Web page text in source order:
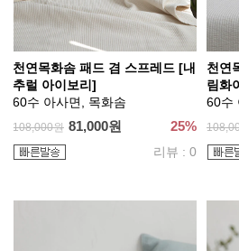
천연목화솜 패드 겸 스프레드 [내
추럴 아이보리]
60수 아사면, 목화솜
108,000원 81,000원 25%
리뷰 : 0
천연
림화
60수